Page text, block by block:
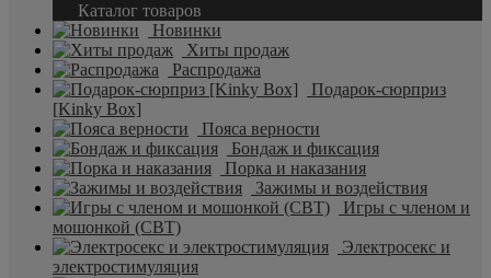
Каталог товаров
Новинки
Хиты продаж
Распродажа
Подарок-сюрприз
[Kinky Box]
Пояса верности
Бондаж и фиксация
Порка и наказания
Зажимы и воздействия
Игры с членом и
мошонкой (CBT)
Электросекс и
электростимуляция